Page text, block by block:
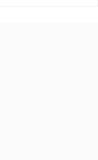
y fechas